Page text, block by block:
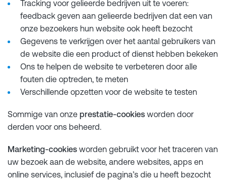
Tracking voor gelieerde bedrijven uit te voeren:
feedback geven aan gelieerde bedrijven dat een van
onze bezoekers hun website ook heeft bezocht
Gegevens te verkrijgen over het aantal gebruikers van
de website die een product of dienst hebben bekeken
Ons te helpen de website te verbeteren door alle
fouten die optreden, te meten
Verschillende opzetten voor de website te testen
Sommige van onze prestatie-cookies worden door
derden voor ons beheerd.
Marketing-cookies worden gebruikt voor het traceren van
uw bezoek aan de website, andere websites, apps en
online services, inclusief de pagina’s die u heeft bezocht